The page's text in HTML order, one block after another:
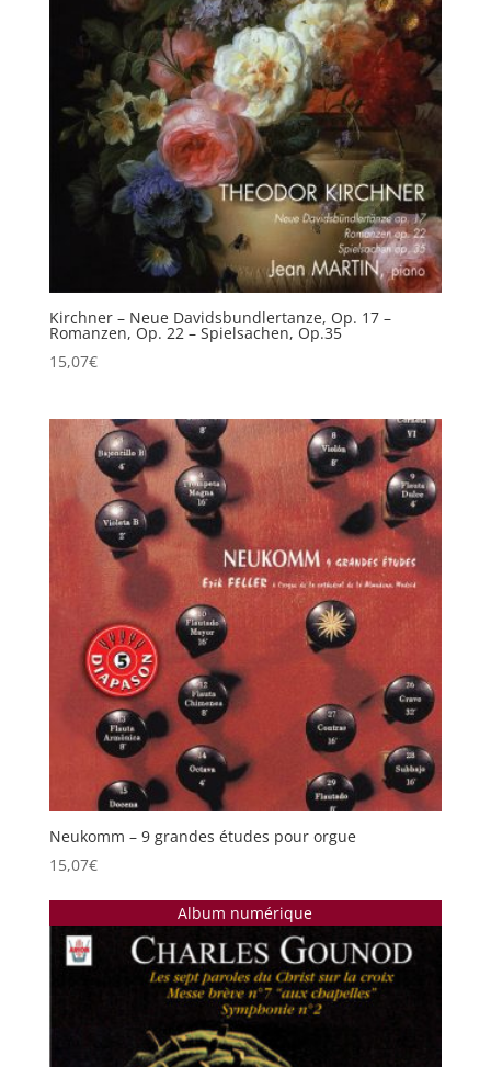
Kirchner – Neue Davidsbundlertanze, Op. 17 –
Romanzen, Op. 22 – Spielsachen, Op.35
15,07€
Neukomm – 9 grandes études pour orgue
15,07€
Album numérique